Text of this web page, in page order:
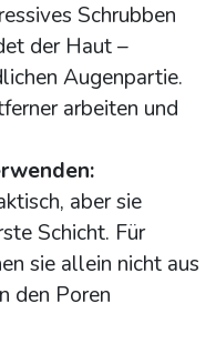
Schrubben
der Haut –
Augenpartie.
arbeiten und
aber sie
Schicht. Für
sie allein nicht aus
den Poren